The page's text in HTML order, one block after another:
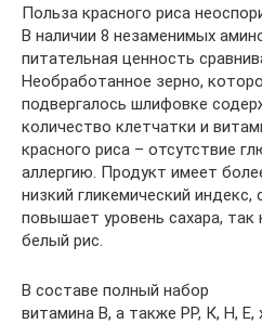
Польза красного риса
В наличии 8 незаменимых
питательная ценность
Необработанное зерно,
подвергалось шлифовке
количество клетчатки и
красного риса – отсутствие
аллергию. Продукт имеет
низкий гликемический индекс,
повышает уровень сахара, так
белый рис.
В составе полный набор
витамина В, а также РР, К, Н,